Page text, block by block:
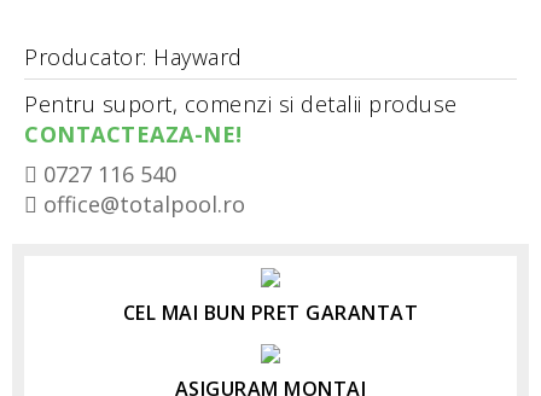
Producator: Hayward
Pentru suport, comenzi si detalii produse
CONTACTEAZA-NE!
0727 116 540
office@totalpool.ro
CEL MAI BUN PRET GARANTAT
ASIGURAM MONTAJ